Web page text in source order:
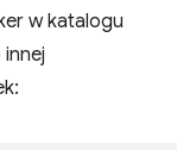
w katalogu
innej